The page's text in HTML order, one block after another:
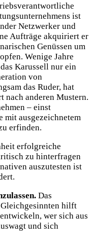
ist
Netzwerker und
Aufträge akquiriert er
Genüssen um
Wenige Jahre
Karussell nur ein
von
das Ruder, hat
anderen Mustern.
– einst
mit ausgezeichnetem
erfinden.
erfolgreiche
zu hinterfragen
auszutesten ist
Das
hilft
wer sich aus
und sich